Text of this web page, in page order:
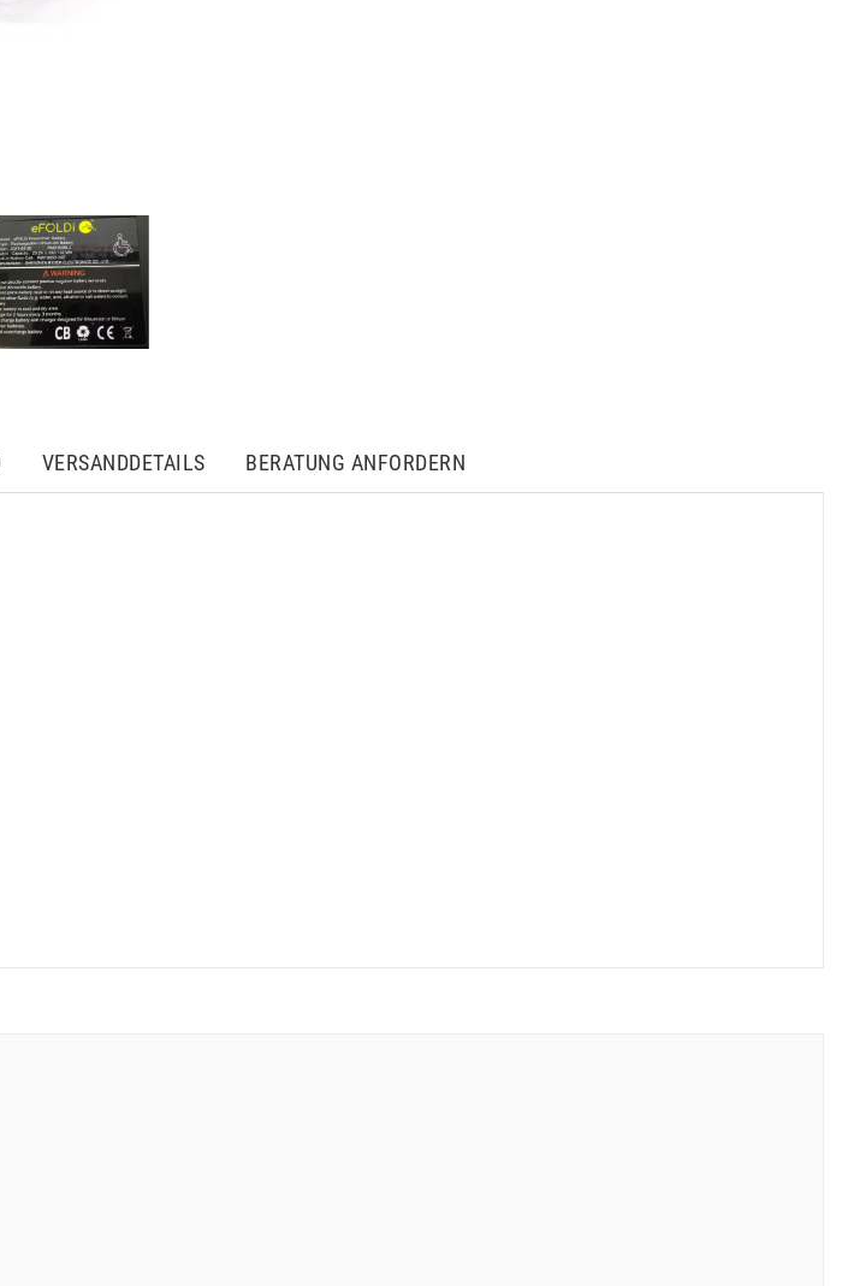
VERSANDDETAILS BERATUNG ANFORDERN